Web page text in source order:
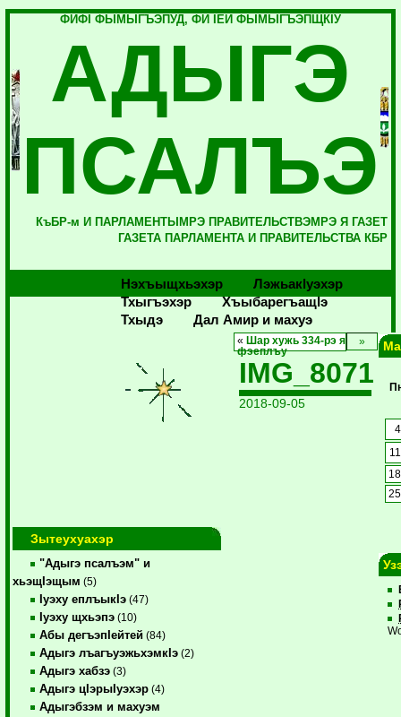
ФИФI ФЫМЫГЪЭПУД, ФИ IЕЙ ФЫМЫГЪЭПЩКIУ
АДЫГЭ
ПСАЛЪЭ
КъБР-м И ПАРЛАМЕНТЫМРЭ ПРАВИТЕЛЬСТВЭМРЭ Я ГАЗЕТ
ГАЗЕТА ПАРЛАМЕНТА И ПРАВИТЕЛЬСТВА КБР
Нэхъыщхьэхэр
Лэжьакlуэхэр
Тхыгъэхэр
Хъыбарегъащlэ
Тхыдэ
Дал Амир и махуэ
Зытеухуахэр
"Адыгэ псалъэм" и
хьэщIэщым (5)
Iуэху еплъыкIэ (47)
Iуэху щхьэпэ (10)
Абы дегъэпIейтей (84)
Адыгэ лъагъуэжьхэмкIэ (2)
Адыгэ хабзэ (3)
Адыгэ цIэрыIуэхэр (4)
Адыгэбзэм и махуэм
« Шар хужь 334-рэ я
фэеплъу
IMG_8071
2018-09-05
4
11
18
25